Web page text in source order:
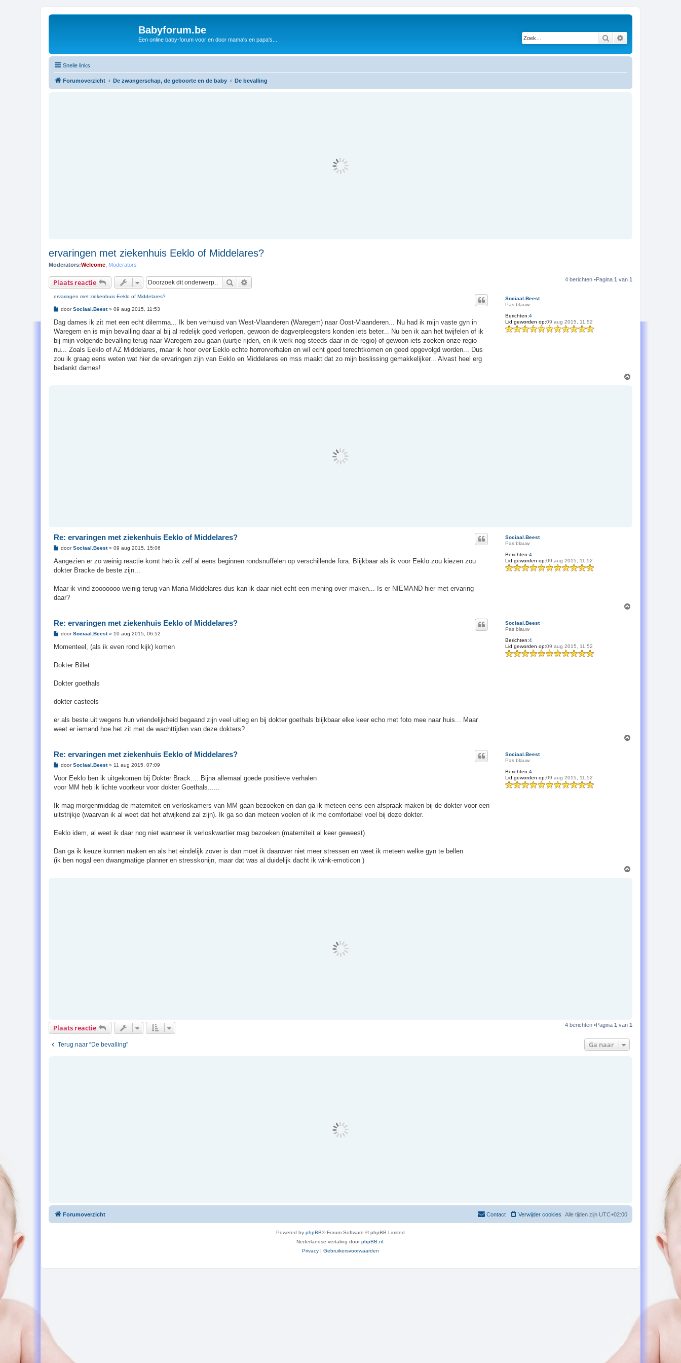
Babyforum.be
Een online baby-forum voor en door mama's en papa's... Zoek
Snelle links
Forumoverzicht De zwangerschap, de geboorte en de baby De bevalling
ervaringen met ziekenhuis Eeklo of Middelares?
Moderators:Welcome Moderators
Plaats reactie Zoek 4 berichten •Pagina 1 van 1
Sociaal.Beest
Pas blauw
Berichten:4
Lid geworden op:09 aug 2015, 11:52
ervaringen met ziekenhuis Eeklo of Middelares?
B
r
c
h
t
doorSociaal.Beest» 09 aug 2015, 11:53
Dag dames ik zit met een echt dilemma... Ik ben verhuisd van West-Vlaanderen (Waregem) naar Oost-Vlaanderen... Nu had ik mijn vaste gyn in
Waregem en is mijn bevalling daar al bij al redelijk goed verlopen, gewoon de dagverpleegsters konden iets beter... Nu ben ik aan het twijfelen of ik
bij mijn volgende bevalling terug naar Waregem zou gaan (uurtje rijden, en ik werk nog steeds daar in de regio) of gewoon iets zoeken onze regio
nu... Zoals Eeklo of AZ Middelares, maar ik hoor over Eeklo echte horrorverhalen en wil echt goed terechtkomen en goed opgevolgd worden... Dus
zou ik graag eens weten wat hier de ervaringen zijn van Eeklo en Middelares en mss maakt dat zo mijn beslissing gemakkelijker... Alvast heel erg
bedankt dames!
Sociaal.Beest
Pas blauw
Berichten:4
Lid geworden op:09 aug 2015, 11:52
Re: ervaringen met ziekenhuis Eeklo of Middelares?
B
r
c
doorSociaal.Beest» 09 aug 2015, 15:06
Aangezien er zo weinig reactie komt heb ik zelf al eens beginnen rondsnuffelen op verschillende fora. Blijkbaar als ik voor Eeklo zou kiezen zou
dokter Bracke de beste zijn...
Maar ik vind zooooooo weinig terug van Maria Middelares dus kan ik daar niet echt een mening over maken... Is er NIEMAND hier met ervaring
daar?
Sociaal.Beest
Pas blauw
Berichten:4
Lid geworden op:09 aug 2015, 11:52
Re: ervaringen met ziekenhuis Eeklo of Middelares?
B
r
h
doorSociaal.Beest» 10 aug 2015, 06:52
Momenteel, (als ik even rond kijk) komen
Dokter Billet
Dokter goethals
dokter casteels
er als beste uit wegens hun vriendelijkheid begaand zijn veel uitleg en bij dokter goethals blijkbaar elke keer echo met foto mee naar huis... Maar
weet er iemand hoe het zit met de wachttijden van deze dokters?
Sociaal.Beest
Pas blauw
Berichten:4
Lid geworden op:09 aug 2015, 11:52
Re: ervaringen met ziekenhuis Eeklo of Middelares?
B
r
c
doorSociaal.Beest» 11 aug 2015, 07:09
Voor Eeklo ben ik uitgekomen bij Dokter Brack.... Bijna allemaal goede positieve verhalen
voor MM heb ik lichte voorkeur voor dokter Goethals......
Ik mag morgenmiddag de materniteit en verloskamers van MM gaan bezoeken en dan ga ik meteen eens een afspraak maken bij de dokter voor een
uitstrijkje (waarvan ik al weet dat het afwijkend zal zijn). Ik ga so dan meteen voelen of ik me comfortabel voel bij deze dokter.
Eeklo idem, al weet ik daar nog niet wanneer ik verloskwartier mag bezoeken (materniteit al keer geweest)
Dan ga ik keuze kunnen maken en als het eindelijk zover is dan moet ik daarover niet meer stressen en weet ik meteen welke gyn te bellen
(ik ben nogal een dwangmatige planner en stresskonijn, maar dat was al duidelijk dacht ik wink-emoticon )
Plaats reactie 4 berichten •Pagina 1 van 1
Terug naar “De bevalling” Ga naar
Forumoverzicht Alle tijden zijn UTC+02:00
Verwijder cookies
Contact
Powered by phpBB® Forum Software © phpBB Limited
Nederlandse vertaling doorphpBB.nl
Privacy | Gebruikersvoorwaarden